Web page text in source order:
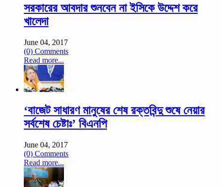
সরকারের আবদার শুনবেন না ইসিকে উদ্দেশ করে
খালেদা
June 04, 2017
(0) Comments
Read more...
‘বাজেট সাধারণ মানুষের শেষ রক্তবিন্দু শুষে নেয়ার
সর্বশেষ চেষ্টাঃ’ বিএনপি
June 04, 2017
(0) Comments
Read more...